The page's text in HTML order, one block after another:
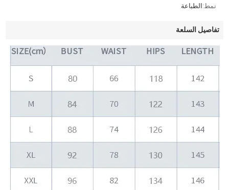
نمط:الطباعة
تفاصيل السلعة